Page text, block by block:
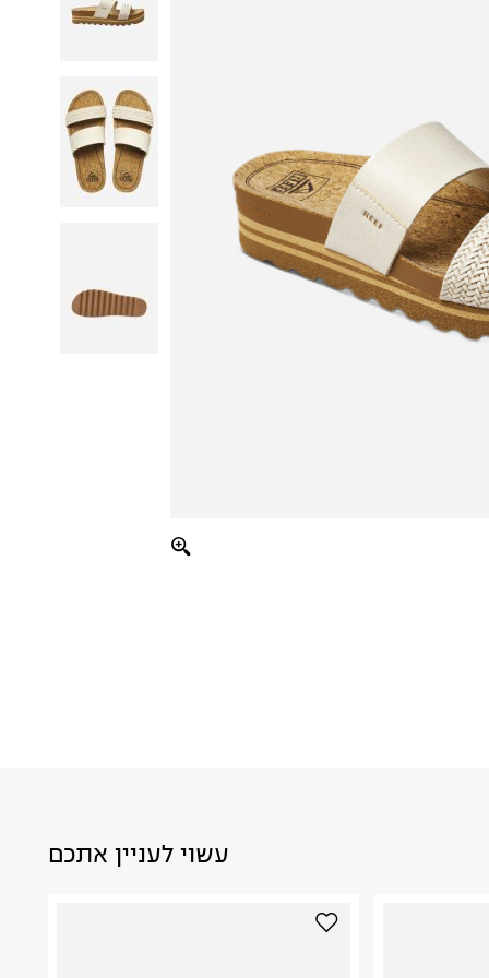
עשוי לעניין אתכם